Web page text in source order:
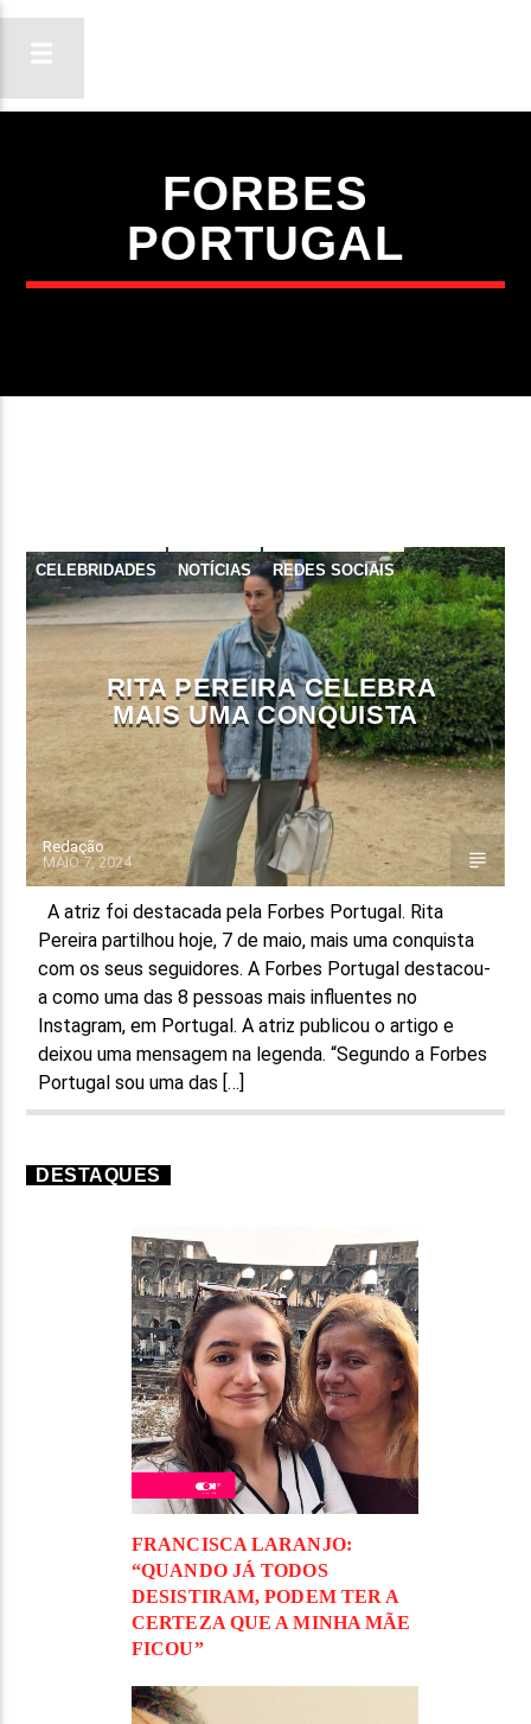
ON FM
LIGA-TE
FAIXA ATUAL
TÍTULO
ARTISTA
ON FM
FORBES
PORTUGAL
CELEBRIDADES NOTÍCIAS REDES SOCIAIS
RITA PEREIRA CELEBRA
MAIS UMA CONQUISTA
Redação
MAIO 7, 2024
A atriz foi destacada pela Forbes Portugal. Rita
Pereira partilhou hoje, 7 de maio, mais uma conquista
com os seus seguidores. A Forbes Portugal destacou-
a como uma das 8 pessoas mais influentes no
Instagram, em Portugal. A atriz publicou o artigo e
deixou uma mensagem na legenda. “Segundo a Forbes
Portugal sou uma das […]
DESTAQUES
FRANCISCA LARANJO:
“QUANDO JÁ TODOS
DESISTIRAM, PODEM TER A
CERTEZA QUE A MINHA MÃE
FICOU”